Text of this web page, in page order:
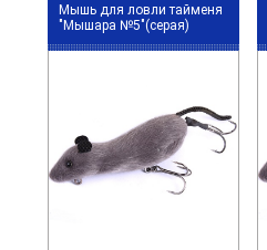
Мышь для ловли тайменя
"Мышара №5"(серая)